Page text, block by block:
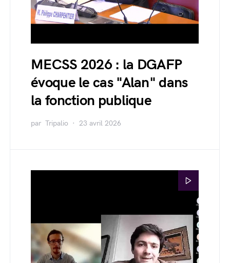
MECSS 2026 : la DGAFP
évoque le cas "Alan" dans
la fonction publique
par Tripalio 23 avril 2026